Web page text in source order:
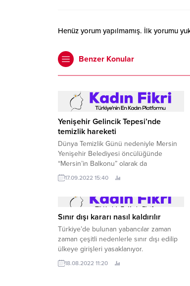
Henüz yorum yapılmamış. İlk yorumu
Benzer Konular
Yenişehir Gelincik Tepesi’nde
temizlik hareketi
Dünya Temizlik Günü nedeniyle Mersin
Yenişehir Belediyesi öncülüğünde
“Mersin’in Balkonu” olarak da
nitelendirilen Gelincik Tepesi’nde çevre
temizliği yapıldı, doğandan kilolarca çöp
17.09.2022 15:40
Sınır dışı kararı nasıl kaldırılır
Türkiye’de bulunan yabancılar zaman
zaman çeşitli nedenlerle sınır dışı edilip
ülkeye girişleri yasaklanıyor.
18.08.2022 11:20